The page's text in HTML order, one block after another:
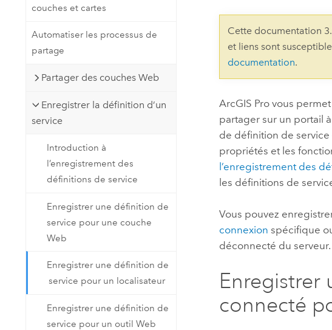
Créer des applications de
couches et cartes
Automatiser les processus de
partage
Partager des couches Web
Enregistrer la définition d’un
service
Introduction à
l’enregistrement des
définitions de service
Enregistrer une définition de
service pour une couche
Web
Enregistrer une définition de
service pour un localisateur
Enregistrer une définition de
service pour un outil Web
Cette documentation
et liens sont
documentation.
ArcGIS Pro vous
partager sur un portail
de définition de service
propriétés et les
l’enregistrement des
les définitions de
Vous pouvez
connexion spécifique
déconnecté du serveur.
Enregistrer
connecté